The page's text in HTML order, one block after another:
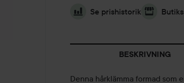
Se prishistorik
BESKRIVNING
Denna hårklämma formad som